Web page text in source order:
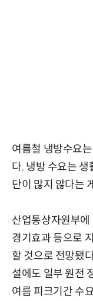
여름철 냉방수요
다. 냉방 수요는
단이 많지 않다는
산업통상자원부에
경기효과 등으로
할 것으로 전망됐
설에도 일부 원전
여름 피크기간 수